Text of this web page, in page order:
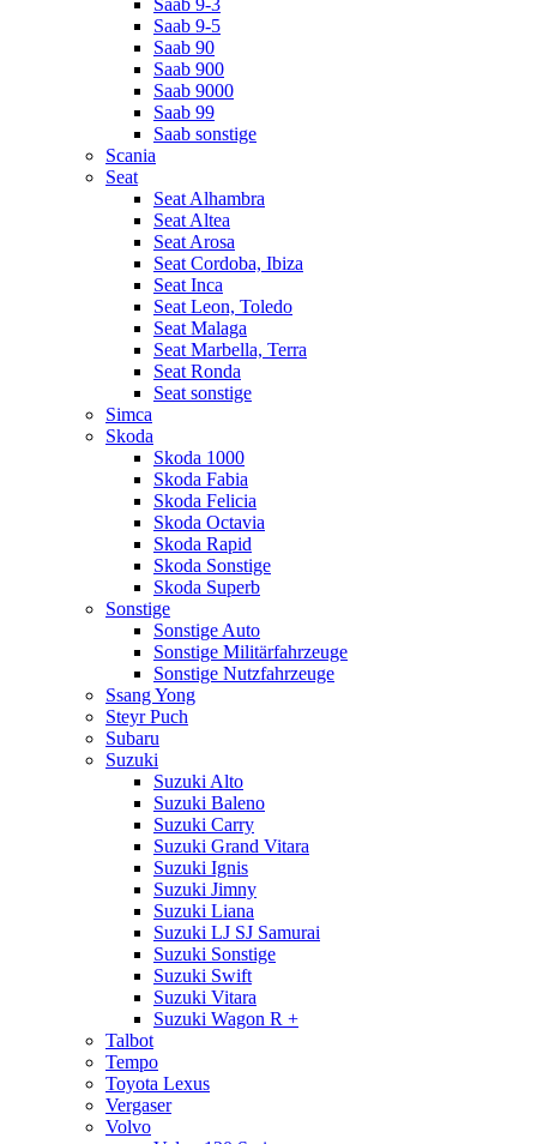
Saab 9-3
Saab 9-5
Saab 90
Saab 900
Saab 9000
Saab 99
Saab sonstige
Scania
Seat
Seat Alhambra
Seat Altea
Seat Arosa
Seat Cordoba, Ibiza
Seat Inca
Seat Leon, Toledo
Seat Malaga
Seat Marbella, Terra
Seat Ronda
Seat sonstige
Simca
Skoda
Skoda 1000
Skoda Fabia
Skoda Felicia
Skoda Octavia
Skoda Rapid
Skoda Sonstige
Skoda Superb
Sonstige
Sonstige Auto
Sonstige Militärfahrzeuge
Sonstige Nutzfahrzeuge
Ssang Yong
Steyr Puch
Subaru
Suzuki
Suzuki Alto
Suzuki Baleno
Suzuki Carry
Suzuki Grand Vitara
Suzuki Ignis
Suzuki Jimny
Suzuki Liana
Suzuki LJ SJ Samurai
Suzuki Sonstige
Suzuki Swift
Suzuki Vitara
Suzuki Wagon R +
Talbot
Tempo
Toyota Lexus
Vergaser
Volvo